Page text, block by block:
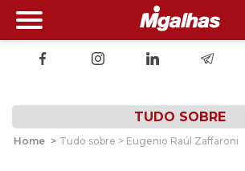
TUDO SOBRE
Home > Tudo sobre > Eugenio Raúl Zaffaroni